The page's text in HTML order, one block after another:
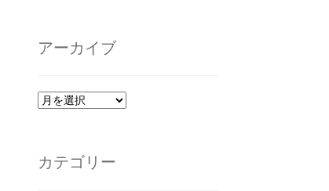
アーカイブ
ア
ブ
カテゴリー